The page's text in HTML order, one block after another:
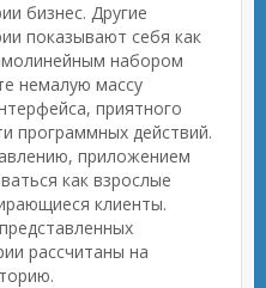
бизнес. Другие
показывают себя как
набором
немалую массу
приятного
программных действий.
приложением
как взрослые
клиенты.
рассчитаны на